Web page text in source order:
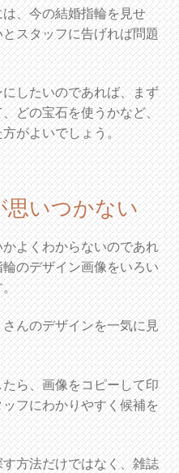
、今の結婚指輪を見せ
スタッフに告げれば問題
したいのであれば、まず
どの宝石を使うかなど、
がよいでしょう。
いつかない
よくわからないのであれ
のデザイン画像をいろい
んのデザインを一気に見
ら、画像をコピーして印
フにわかりやすく候補を
方法だけではなく、雑誌